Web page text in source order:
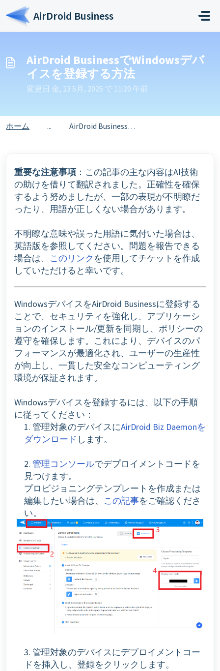
メインコンテンツに移動
AirDroid Business
AirDroid BusinessでWindowsデバ
イスを登録する方法
変更日 金, 23 5月, 2025 で 11:20 午前
ホーム ... AirDroid BusinessでWindowsデバイスを登録する方法
重要な注意事項 ：この記事の主な内容はAI技術
の助けを借りて翻訳されました。正確性を確保
するよう努めましたが、一部の表現が不明瞭だ
ったり、用語が正しくない場合があります。
不明瞭な意味や誤った用語に気付いた場合は、
英語版を参照してください。問題を報告できる
場合は、 このリンク を使用してチケットを作成
していただけると幸いです。
WindowsデバイスをAirDroid Businessに登録する
ことで、セキュリティを強化し、アプリケーシ
ョンのインストール/更新を同期し、ポリシーの
遵守を確保します。これにより、デバイスのパ
フォーマンスが最適化され、ユーザーの生産性
が向上し、一貫した安全なコンピューティング
環境が保証されます。
Windowsデバイスを登録するには、以下の手順
に従ってください：
1. 管理対象のデバイスにAirDroid Biz Daemonを
ダウンロード します。
2. 管理コンソールでデプロイメントコードを
見つけます。
プロビジョニングテンプレートを作成または
編集したい場合は、 この記事をご確認くださ
い。
3. 管理対象のデバイスにデプロイメントコー
ドを挿入し、登録をクリックします。